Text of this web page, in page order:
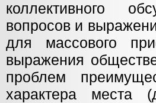
коллективного
вопросов и
для массового
выражения
проблем
характера места